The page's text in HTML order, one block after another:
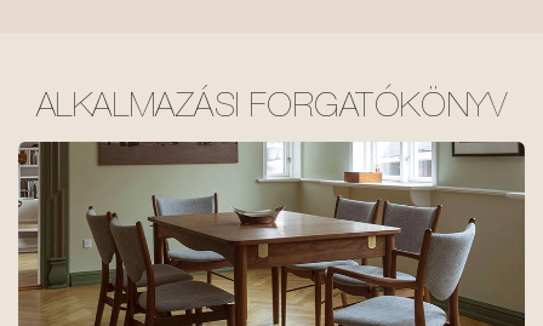
ALKALMAZÁSI FORGATÓKÖNYV